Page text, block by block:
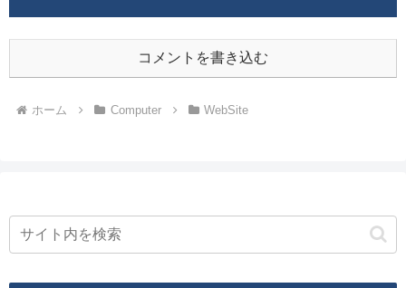
コメントを書き込む
ホーム Computer WebSite